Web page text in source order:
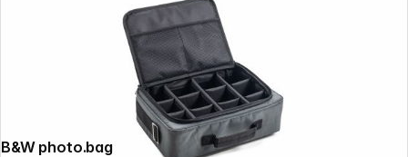
B&W photo.bag TEX.166.RPD grey